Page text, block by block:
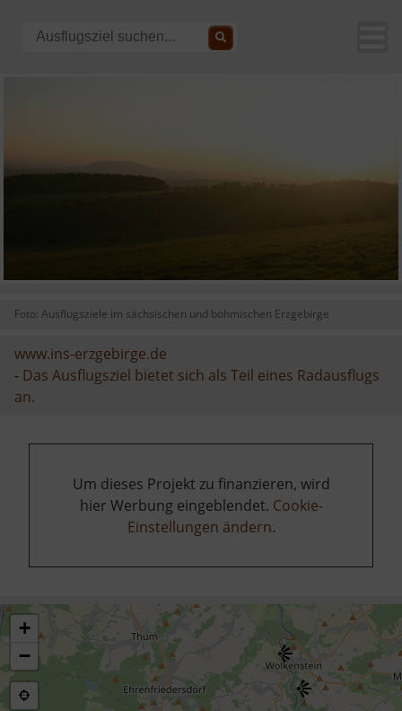
Foto: Ausflugsziele im sächsischen und böhmischen Erzgebirge
www.ins-erzgebirge.de
- Das Ausflugsziel bietet sich als Teil eines Radausflugs
an.
Um dieses Projekt zu finanzieren, wird
hier Werbung eingeblendet. Cookie-
Einstellungen ändern.
+
−